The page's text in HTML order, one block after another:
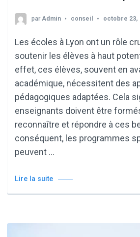
parAdmin conseil octobre 23,
Les écoles à Lyon ont un rôle
soutenir les élèves à haut
effet, ces élèves, souvent en
académique, nécessitent des
pédagogiques adaptées. Cela
enseignants doivent être
reconnaître et répondre à ces
conséquent, les programmes
peuvent …
Lire la suite